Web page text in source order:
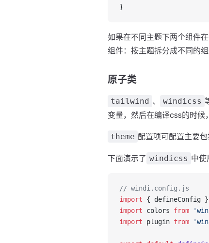
}
如果在不同主题下两个组件
组件：按主题拆分成不同的
原子类
tailwind 、 windicss
变量，然后在编译css的时候
theme 配置项可配置主要
下面演示了 windicss 中使
// windi.config.js
import { defineConfig }
import colors from
import plugin from